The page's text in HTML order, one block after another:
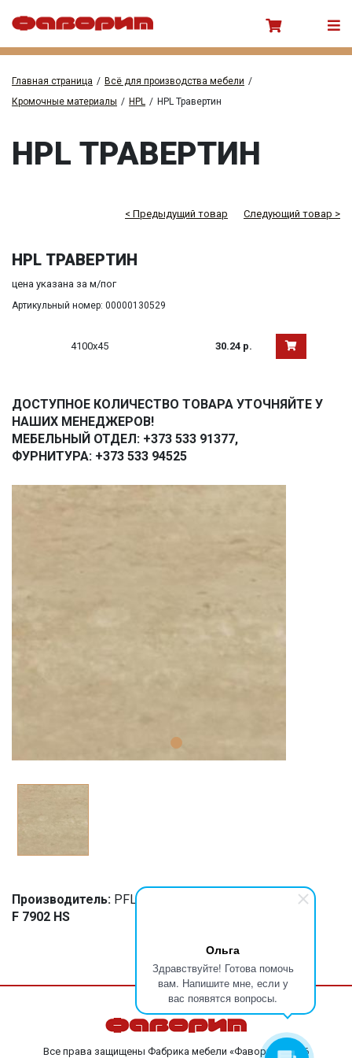
Ольга
Здравствуйте! Готова помочь
вам. Напишите мне, если у
вас появятся вопросы.
Главная страница / Всё для производства мебели /
Кромочные материалы / HPL / HPL Травертин
HPL ТРАВЕРТИН
< Предыдущий товар Следующий товар >
Производитель: PFLEIDERER
F 7902 HS
HPL ТРАВЕРТИН
цена указана за м/пог
Артикульный номер: 00000130529
4100х45 30.24 р.
ДОСТУПНОЕ КОЛИЧЕСТВО ТОВАРА УТОЧНЯЙТЕ У
НАШИХ МЕНЕДЖЕРОВ!
МЕБЕЛЬНЫЙ ОТДЕЛ: +373 533 91377,
ФУРНИТУРА: +373 533 94525
Все права защищены Фабрика мебели «Фаворит», 2026